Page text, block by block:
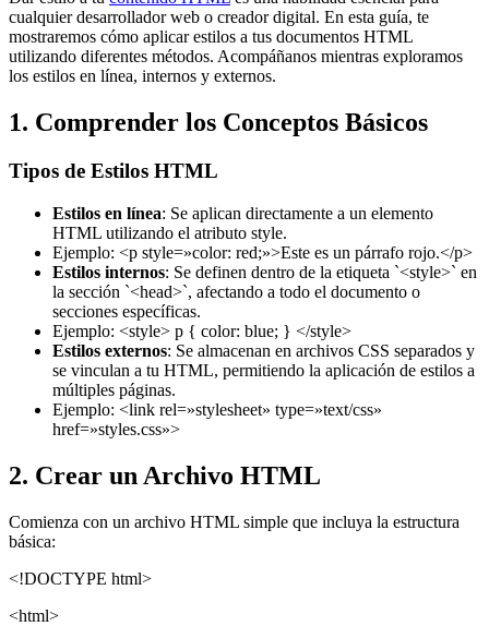
cualquier desarrollador web o creador digital. En esta guía, te
mostraremos cómo aplicar estilos a tus documentos HTML
utilizando diferentes métodos. Acompáñanos mientras exploramos
los estilos en línea, internos y externos.
1. Comprender los Conceptos Básicos
Tipos de Estilos HTML
Estilos en línea: Se aplican directamente a un elemento
HTML utilizando el atributo style.
Ejemplo: <p style=»color: red;»>Este es un párrafo rojo.</p>
Estilos internos: Se definen dentro de la etiqueta `<style>` en
la sección `<head>`, afectando a todo el documento o
secciones específicas.
Ejemplo: <style> p { color: blue; } </style>
Estilos externos: Se almacenan en archivos CSS separados y
se vinculan a tu HTML, permitiendo la aplicación de estilos a
múltiples páginas.
Ejemplo: <link rel=»stylesheet» type=»text/css»
href=»styles.css»>
2. Crear un Archivo HTML
Comienza con un archivo HTML simple que incluya la estructura
básica:
<!DOCTYPE html>
<html>